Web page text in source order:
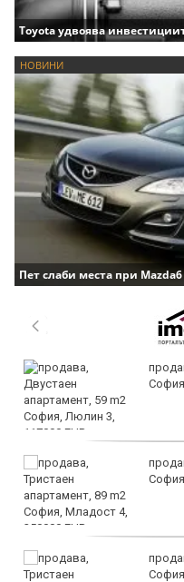
Toyota удвоява
НОВИНИ
Пет слаби места при Mazda6